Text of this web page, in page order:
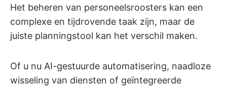
Het beheren van personeelsroosters kan een
complexe en tijdrovende taak zijn, maar de
juiste planningstool kan het verschil maken.
Of u nu AI-gestuurde automatisering, naadloze
wisseling van diensten of geïntegreerde